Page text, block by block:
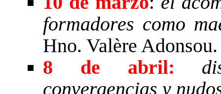
formadores como
Hno. Valère Adonsou.
8 de abril:
convergencias y